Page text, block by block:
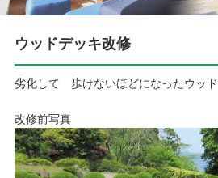
お問い合わせ
ウッドデッキ改修
劣化して 歩けないほどになったウッ
改修前写真